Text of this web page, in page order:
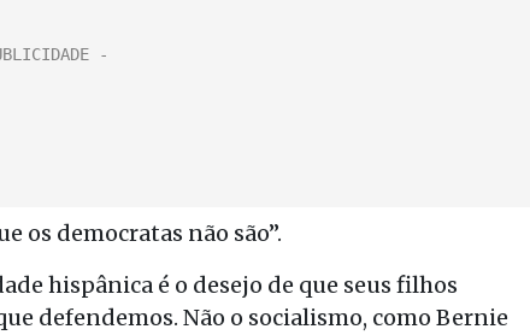
os democratas não são”.
hispânica é o desejo de que seus filhos
defendemos. Não o socialismo, como Bernie